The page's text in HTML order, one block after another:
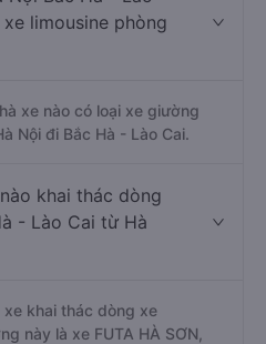
limousine phòng
xe nào có loại xe giường
Nội đi Bắc Hà - Lào Cai.
khai thác dòng
- Lào Cai từ Hà
xe khai thác dòng xe
này là xe FUTA HÀ SƠN,